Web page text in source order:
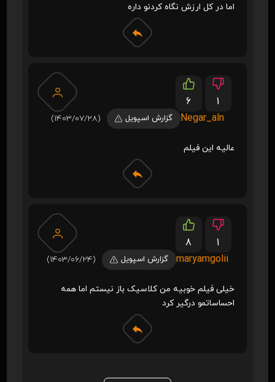
اما در کل ارزش نگاه کردنو داره
6
1
Negar_aln
گزارش اسپویل (1403/07/28)
عالیه این فیلم
8
1
maryamgolii
گزارش اسپویل (1403/06/24)
خیلی فیلم خوبیه من کلاسیک باز نیستم اما همه
احساساتمو درگیر کرد